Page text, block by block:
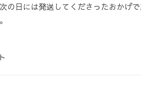
の日には発送してくださったおかげ